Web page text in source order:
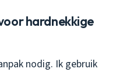
hardnekkige
nodig. Ik gebruik